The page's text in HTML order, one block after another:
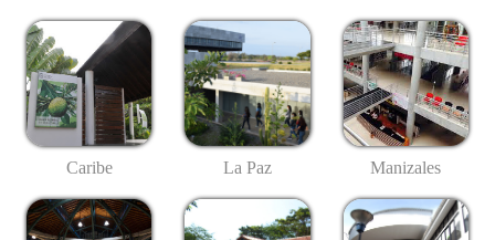
Caribe La Paz Manizales